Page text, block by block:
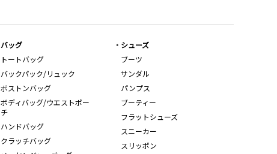
バッグ
トートバッグ
バックパック/リュック
ボストンバッグ
ボディバッグ/ウエストポー
チ
ハンドバッグ
クラッチバッグ
シューズ
ブーツ
サンダル
パンプス
ブーティー
フラットシューズ
スニーカー
スリッポン